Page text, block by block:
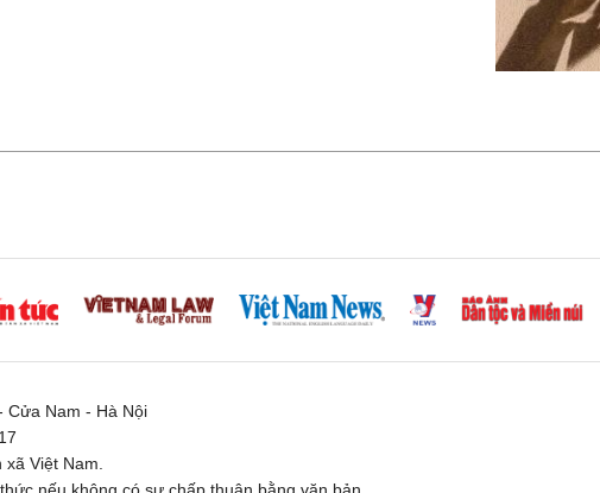
Cửa Nam - Hà Nội
Việt Nam.